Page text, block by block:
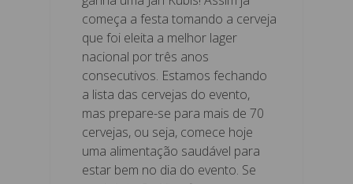
começa a festa tomando a cerveja
que foi eleita a melhor lager
nacional por três anos
consecutivos. Estamos fechando
a lista das cervejas do evento,
mas prepare-se para mais de 70
cervejas, ou seja, comece hoje
uma alimentação saudável para
estar bem no dia do evento. Se